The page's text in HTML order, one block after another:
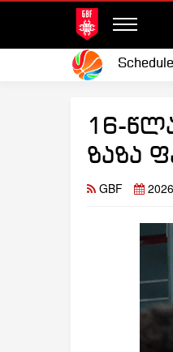
Schedule
16-
ზაზა
GBF